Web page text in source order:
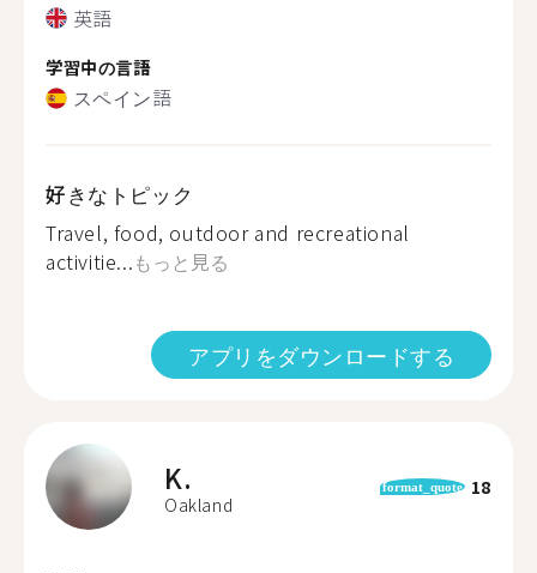
英語
学習中の言語
スペイン語
好きなトピック
Travel, food, outdoor and recreational
activitie...もっと見る
アプリをダウンロードする
K.
Oakland
format_quote 18